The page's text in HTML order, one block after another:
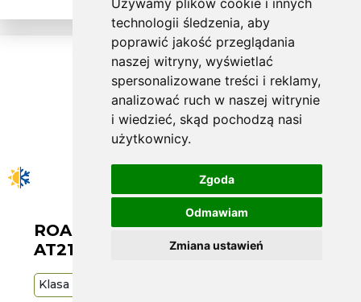
Używamy plików cookie i innych
technologii śledzenia, aby
poprawić jakość przeglądania
naszej witryny, wyświetlać
spersonalizowane treści i reklamy,
analizować ruch w naszej witrynie
i wiedzieć, skąd pochodzą nasi
użytkownicy.
Zgoda
Odmawiam
Zmiana ustawień
ROADX W225/65 R17 RX QUEST
AT21 102H
Klasa